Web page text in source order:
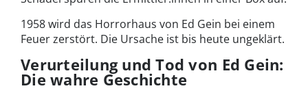
1958 wird das Horrorhaus von Ed Gein bei einem
Feuer zerstört. Die Ursache ist bis heute ungeklärt.
Verurteilung und Tod von Ed Gein:
Die wahre Geschichte